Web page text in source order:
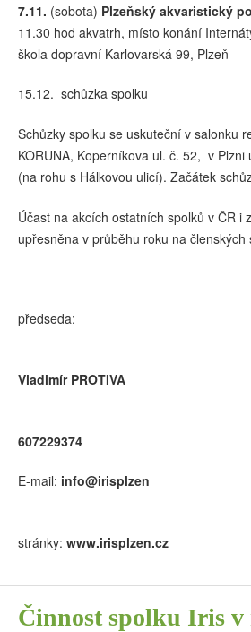
7.11. (sobota) Plzeňský akvaristický
11.30 hod akvatrh, místo konání
škola dopravní Karlovarská 99, Plzeň
15.12. schůzka spolku
Schůzky spolku se uskuteční v salonku
KORUNA, Koperníkova ul. č. 52, v
(na rohu s Hálkovou ulicí). Začátek
Účast na akcích ostatních spolků v ČR i
upřesněna v průběhu roku na členských
předseda:
Vladimír PROTIVA
607229374
E-mail: info@irisplzen
stránky: www.irisplzen.cz
Činnost spolku Iris v